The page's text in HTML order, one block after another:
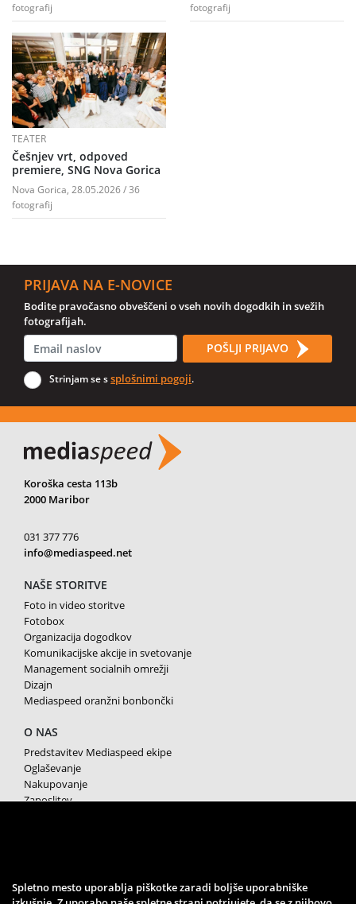
fotografij
fotografij
TEATER
Češnjev vrt, odpoved
premiere, SNG Nova Gorica
Nova Gorica, 28.05.2026 / 36
fotografij
PRIJAVA NA E-NOVICE
Bodite pravočasno obveščeni o vseh novih dogodkih in svežih
fotografijah.
POŠLJI PRIJAVO
Strinjam se ssplošnimi pogoji.
Koroška cesta 113b
2000 Maribor
031 377 776
info@mediaspeed.net
NAŠE STORITVE
Foto in video storitve
Fotobox
Organizacija dogodkov
Komunikacijske akcije in svetovanje
Management socialnih omrežji
Dizajn
Mediaspeed oranžni bonbončki
O NAS
Predstavitev Mediaspeed ekipe
Oglaševanje
Nakupovanje
Zaposlitev
SPREMLJAJTE NAS
Spletno mesto uporablja piškotke zaradi boljše uporabniške